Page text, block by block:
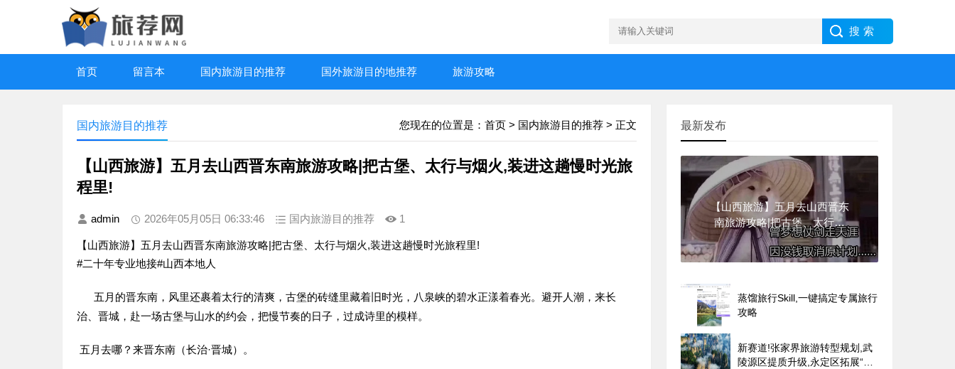
首页 留言本 国内旅游目的推荐 国外旅游目的地推荐 旅游攻略
您现在的位置是： 首页 > 国内旅游目的推荐 > 正文
国内旅游目的推荐
【山西旅游】五月去山西晋东南旅游攻略|把古堡、太行与烟火,装进这趟慢时光旅
程里!
admin 2026年05月05日 06:33:46 国内旅游目的推荐 1
【山西旅游】五月去山西晋东南旅游攻略|把古堡、太行与烟火,装进这趟慢时光旅程里!
#二十年专业地接#山西本地人
五月的晋东南，风里还裹着太行的清爽，古堡的砖缝里藏着旧时光，八泉峡的碧水正漾着春光。避开人潮，来长
治、晋城，赴一场古堡与山水的约会，把慢节奏的日子，过成诗里的模样。
五月去哪？来晋东南（长治·晋城）。
最新发布
【山西旅游】五月去山西晋东
南旅游攻略|把古堡、太行与
烟火,装进这趟慢时光旅程里!
蒸馏旅行Skill,一键搞定专属旅行
攻略
新赛道!张家界旅游转型规划,武
陵源区提质升级,永定区拓展“旅